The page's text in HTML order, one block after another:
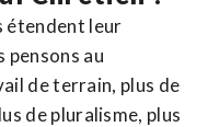
étendent leur
pensons au
de terrain, plus de
de pluralisme, plus